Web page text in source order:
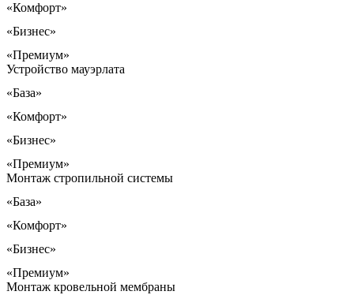
«Комфорт»
«Бизнес»
«Премиум»
Устройство мауэрлата
«База»
«Комфорт»
«Бизнес»
«Премиум»
Монтаж стропильной системы
«База»
«Комфорт»
«Бизнес»
«Премиум»
Монтаж кровельной мембраны